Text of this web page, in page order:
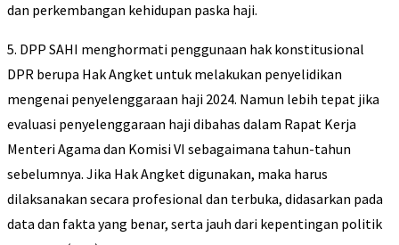
dan perkembangan kehidupan paska haji.
5. DPP SAHI menghormati penggunaan hak konstitusional
DPR berupa Hak Angket untuk melakukan penyelidikan
mengenai penyelenggaraan haji 2024. Namun lebih tepat jika
evaluasi penyelenggaraan haji dibahas dalam Rapat Kerja
Menteri Agama dan Komisi VI sebagaimana tahun-tahun
sebelumnya. Jika Hak Angket digunakan, maka harus
dilaksanakan secara profesional dan terbuka, didasarkan pada
data dan fakta yang benar, serta jauh dari kepentingan politik